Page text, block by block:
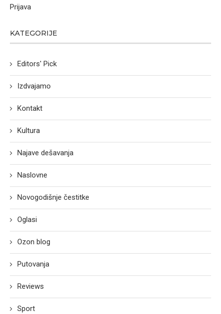
Prijava
KATEGORIJE
Editors' Pick
Izdvajamo
Kontakt
Kultura
Najave dešavanja
Naslovne
Novogodišnje čestitke
Oglasi
Ozon blog
Putovanja
Reviews
Sport